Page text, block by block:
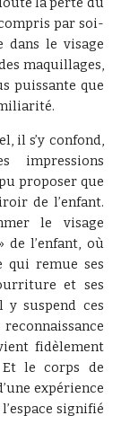
par soi-
dans le visage
maquillages,
puissante que
il s’y confond,
impressions
proposer que
de l’enfant.
le visage
l’enfant, où
qui remue ses
et ses
y suspend ces
fidèlement
Et le corps de
expérience
signifié